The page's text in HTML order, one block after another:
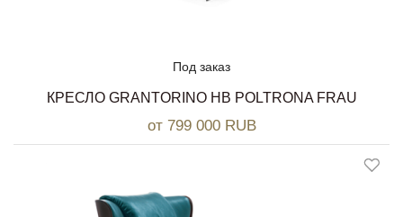
Под заказ
КРЕСЛО GRANTORINO HB POLTRONA FRAU
от 799 000 RUB